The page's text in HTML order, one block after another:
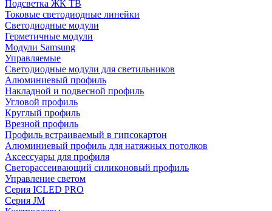
Подсветка ЖК ТВ
Токовые светодиодные линейки
Светодиодные модули
Герметичные модули
Модули Samsung
Управляемые
Светодиодные модули для светильников
Алюминиевый профиль
Накладной и подвесной профиль
Угловой профиль
Круглый профиль
Врезной профиль
Профиль встраиваемый в гипсокартон
Алюминиевый профиль для натяжных потолков
Аксессуары для профиля
Светорассеивающий силиконовый профиль
Управление светом
Серия ICLED PRO
Серия JM